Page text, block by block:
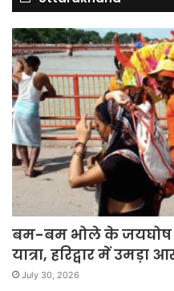
बम-बम भोले के जयघोष
यात्रा, हरिद्वार में उमड़ा
July 30, 2026